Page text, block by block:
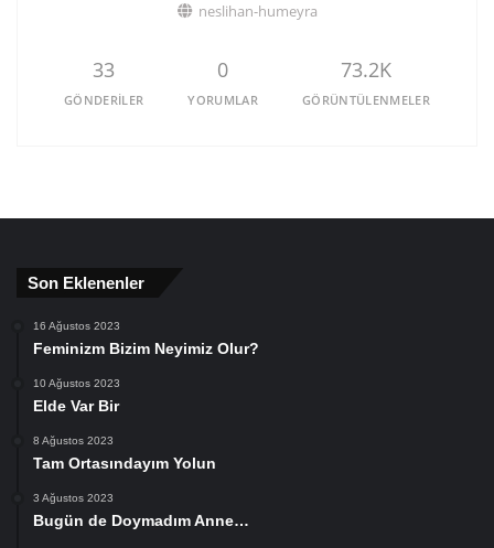
neslihan-humeyra
33
GÖNDERILER
0
YORUMLAR
73.2K
GÖRÜNTÜLENMELER
Son Eklenenler
16 Ağustos 2023
Feminizm Bizim Neyimiz Olur?
10 Ağustos 2023
Elde Var Bir
8 Ağustos 2023
Tam Ortasındayım Yolun
3 Ağustos 2023
Bugün de Doymadım Anne…